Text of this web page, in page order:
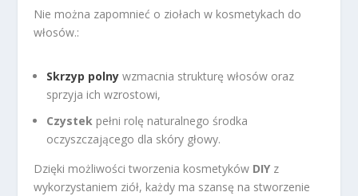
Nie można zapomnieć o ziołach w kosmetykach do
włosów.:
Skrzyp polny wzmacnia strukturę włosów oraz
sprzyja ich wzrostowi,
Czystek pełni rolę naturalnego środka
oczyszczającego dla skóry głowy.
Dzięki możliwości tworzenia kosmetyków DIY z
wykorzystaniem ziół, każdy ma szansę na stworzenie